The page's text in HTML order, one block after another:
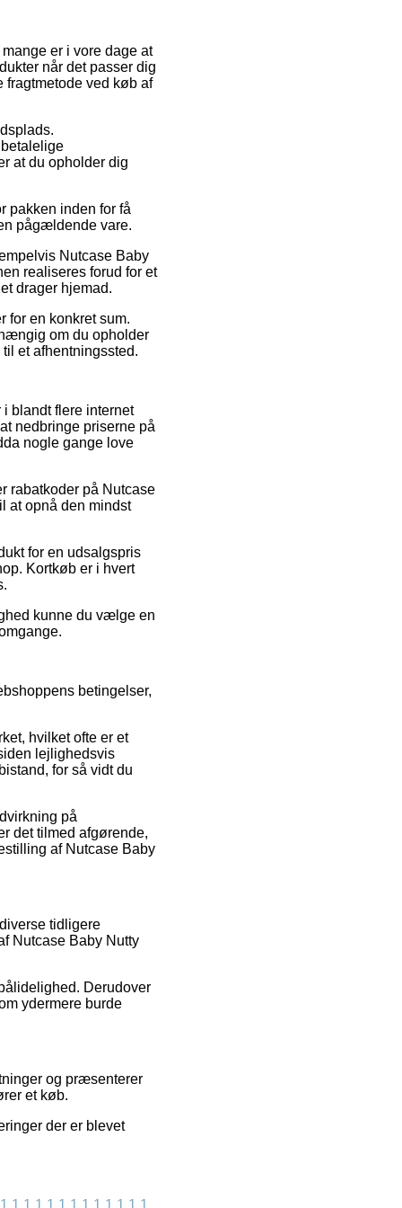
er i vore dage at
når det passer dig
fragtmetode ved køb af
at du opholder dig
pakken inden for få
pågældende vare.
Nutcase Baby
realiseres forud for et
drager hjemad.
for en konkret sum.
om du opholder
et afhentningssted.
blandt flere internet
nedbringe priserne på
nogle gange love
rabatkoder på Nutcase
at opnå den mindst
for en udsalgspris
Kortkøb er i hvert
kunne du vælge en
betingelser,
hvilket ofte er et
lejlighedsvis
for så vidt du
på
det tilmed afgørende,
af Nutcase Baby
tidligere
Nutcase Baby Nutty
Derudover
ydermere burde
og præsenterer
et køb.
der er blevet
1 1 1 1 1 1 1 1 1 1 1 1 1